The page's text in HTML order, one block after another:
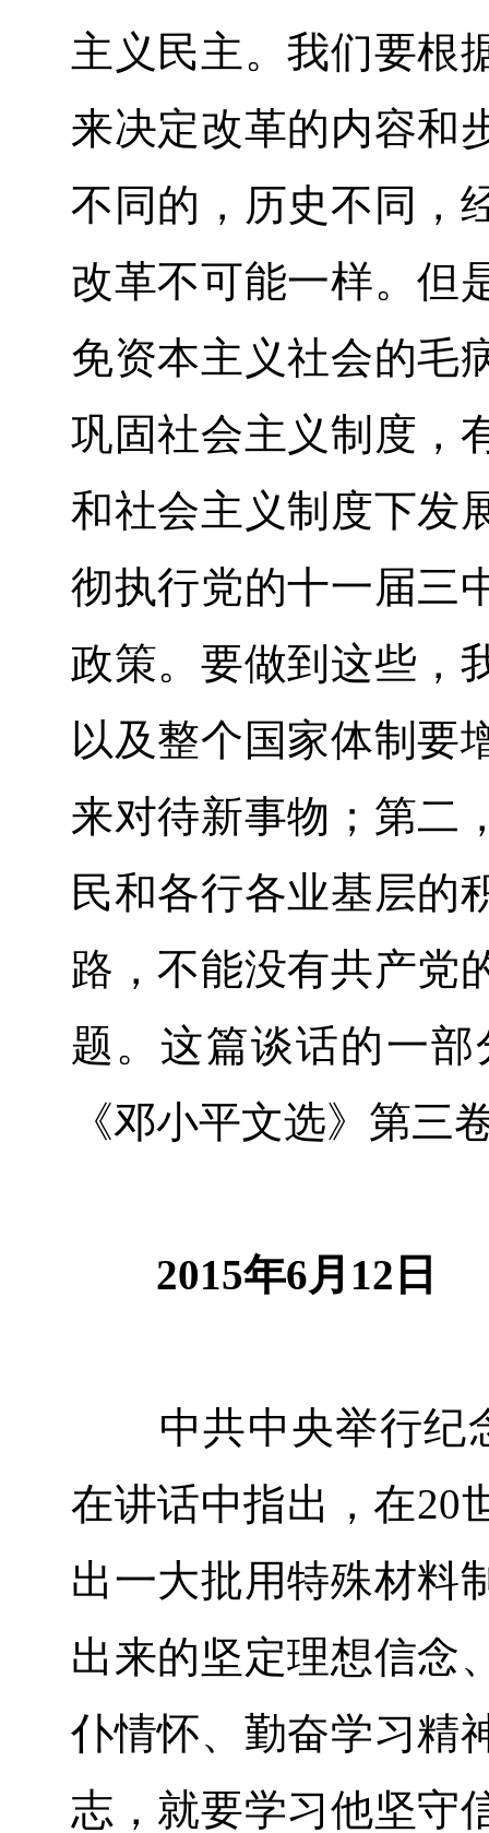
主义民主。我们要根
来决定改革的内容和
不同的，历史不同，
改革不可能一样。但
免资本主义社会的毛
巩固社会主义制度，
和社会主义制度下发
彻执行党的十一届三
政策。要做到这些，
以及整个国家体制要
来对待新事物；第二
民和各行各业基层的
路，不能没有共产党
题。这篇谈话的一
《邓小平文选》第三
2015年6月12日
中共中央举行纪念
在讲话中指出，在20
出一大批用特殊材料
出来的坚定理想信念
仆情怀、勤奋学习精
志，就要学习他坚守